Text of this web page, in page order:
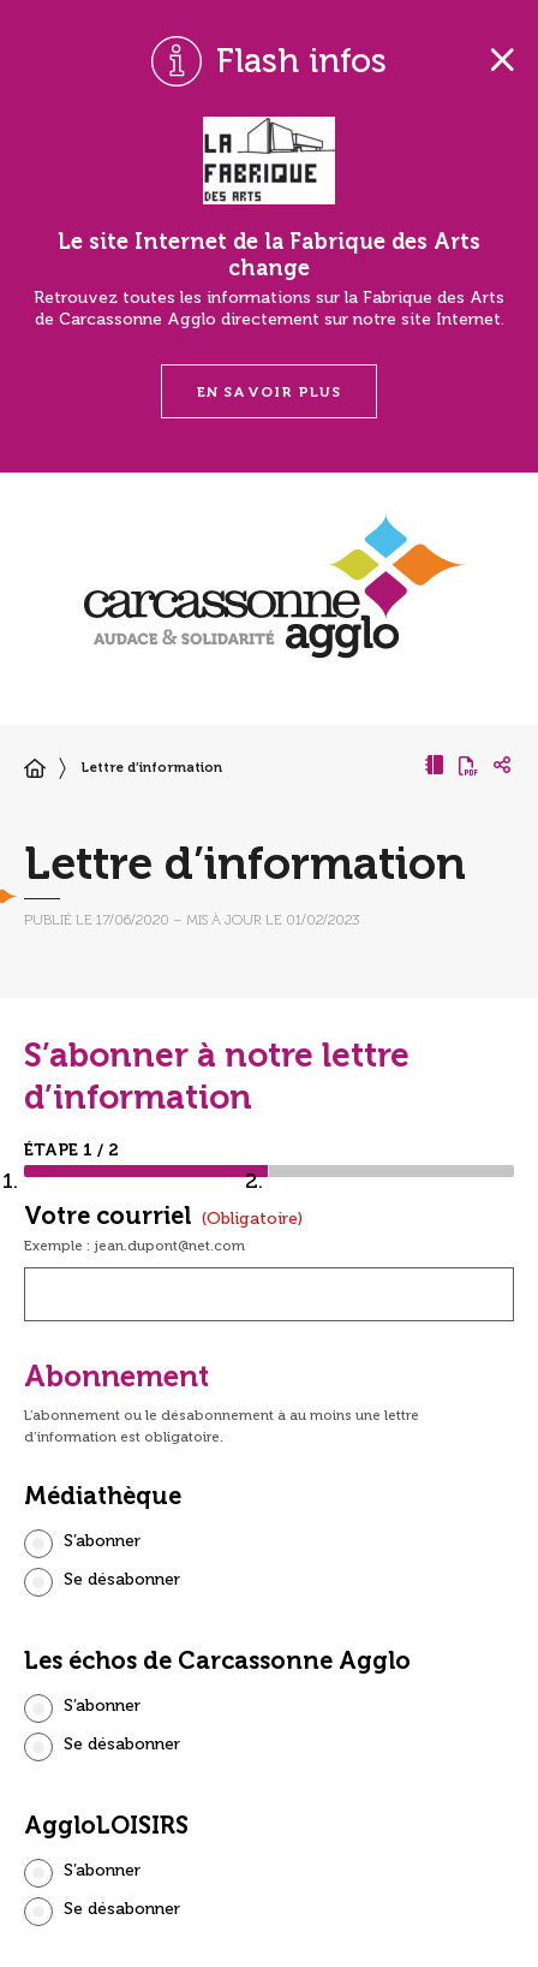
Flash infos
Le site Internet de la Fabrique des Arts
change
Retrouvez toutes les informations sur la Fabrique des Arts
de Carcassonne Agglo directement sur notre site Internet.
EN SAVOIR PLUS
Lettre d’information
Lettre d’information
PUBLIÉ LE 17/06/2020 – MIS À JOUR LE 01/02/2023
S’abonner à notre lettre
d’information
ÉTAPE 1 / 2
Votre courriel (obligatoire)
Exemple : jean.dupont@net.com
Abonnement
L’abonnement ou le désabonnement à au moins une lettre
d’information est obligatoire.
Médiathèque
S’abonner
Se désabonner
Les échos de Carcassonne Agglo
S’abonner
Se désabonner
AggloLOISIRS
S’abonner
Se désabonner